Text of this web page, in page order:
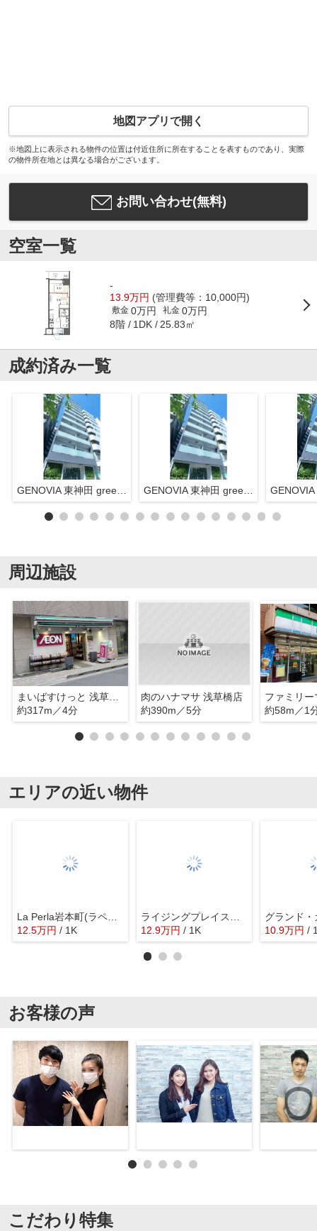
地図アプリで開く
※地図上に表示される物件の位置は付近住所に所在することを表すものであり、実際
の物件所在地とは異なる場合がございます。
お問い合わせ(無料)
空室一覧
-
13.9万円 (管理費等：10,000円)
敷金 0万円 礼金 0万円
8階 1DK 25.83㎡
成約済み一覧
GENOVIA 東神田 green veil(ジェノヴィア東神田グリーンヴェール)
周辺施設
まいばすけっと 浅草橋1丁目店
約317m／4分
肉のハナマサ 浅草橋店
約390m／5分
約58m／1
エリアの近い物件
La Perla岩本町(ラペルラ岩本町)
12.5万円 / 1K
ライジングプレイス秋葉原
12.9万円 / 1K
グランド
10.9万円 /
お客様の声
こだわり特集